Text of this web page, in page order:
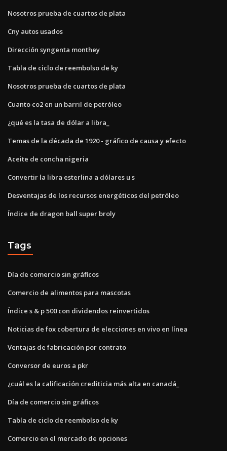
Nosotros prueba de cuartos de plata
Cny autos usados
Dirección syngenta monthey
Tabla de ciclo de reembolso de ky
Nosotros prueba de cuartos de plata
Cuanto co2 en un barril de petróleo
¿qué es la tasa de dólar a libra_
Temas de la década de 1920 - gráfico de causa y efecto
Aceite de concha nigeria
Convertir la libra esterlina a dólares u s
Desventajas de los recursos energéticos del petróleo
Índice de dragon ball super broly
Tags
Día de comercio sin gráficos
Comercio de alimentos para mascotas
Índice s & p 500 con dividendos reinvertidos
Noticias de fox cobertura de elecciones en vivo en línea
Ventajas de fabricación por contrato
Conversor de euros a pkr
¿cuál es la calificación crediticia más alta en canadá_
Día de comercio sin gráficos
Tabla de ciclo de reembolso de ky
Comercio en el mercado de opciones